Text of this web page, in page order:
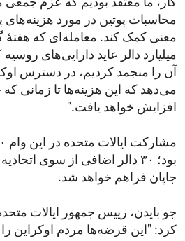
کار، ما معتقد بودیم که عزم جمعی
محاسبات پوتین در مورد هزینه‌های
میلیارد دالر عاید دارایی‌های
آن را منجمد کردیم، در دسترس
می‌دهد که این هزینه‌ها تا زمانی که
افزایش خواهد یافت."
بود؛ ۳۰ دالر اضافی از سوی
جاپان فراهم خواهد شد.
جو بایدن، رییس جمهور ایالات
کرد: "این قرضه‌ها مردم اوکراین